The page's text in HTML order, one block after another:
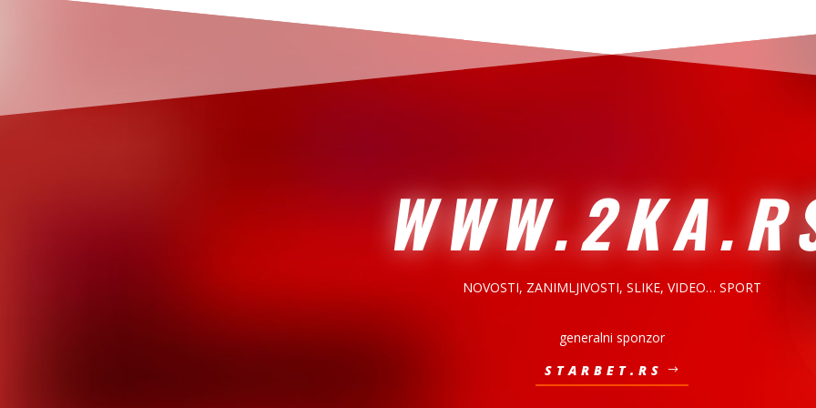
NOVOSTI, ZANIMLJIVOSTI, SLIKE, VIDEO… SPORT
generalni sponzor
STARBET.RS